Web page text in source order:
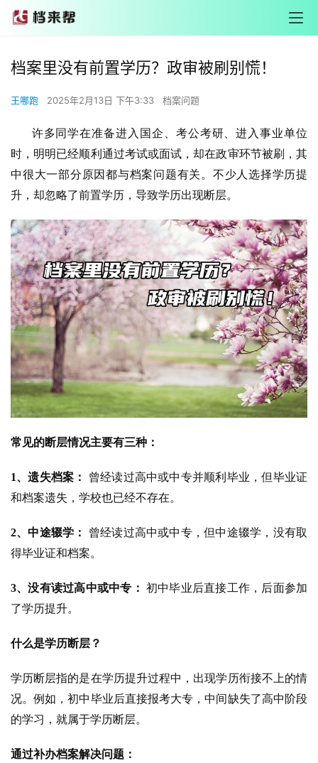
档案里没有前置学历？政审被刷别慌！
王哪跑 2025年2月13日 下午3:33 档案问题
许多同学在准备进入国企、考公考研、进入事业单位
时，明明已经顺利通过考试或面试，却在政审环节被刷，其
中很大一部分原因都与档案问题有关。 不少人选择学历提
升，却忽略了前置学历，导致学历出现断层。
常见的断层情况主要有三种：
1、遗失档案：
曾经读过高中或中专并顺利毕业，但毕业证
和档案遗失，学校也已经不存在。
2、中途辍学：
曾经读过高中或中专，但中途辍学，没有取
得毕业证和档案。
3、没有读过高中或中专： 初中毕业后直接工作，后面参加
了学历提升。
什么是学历断层？
学历断层指的是在学历提升过程中，出现学历衔接不上的情
况。例如，初中毕业后直接报考大专，中间缺失了高中阶段
的学习，就属于学历断层。
通过补办档案解决问题：